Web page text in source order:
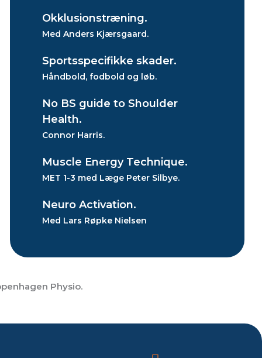
Okklusionstræning.
Med Anders Kjærsgaard.
Sportsspecifikke skader.
Håndbold, fodbold og løb.
No BS guide to Shoulder
Health.
Connor Harris.
Muscle Energy Technique.
MET 1-3 med Læge Peter Silbye.
Neuro Activation.
Med Lars Røpke Nielsen
Physio.